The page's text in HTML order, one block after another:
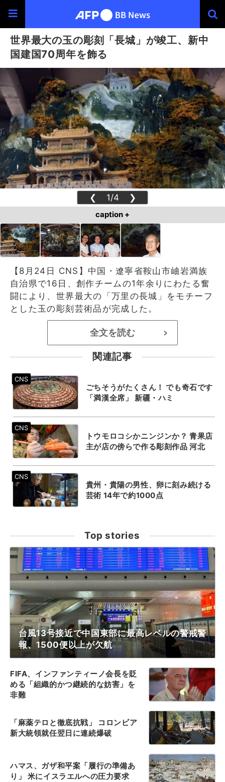
世界最大の玉の彫刻「長城」が竣工、新中
国建国70周年を飾る
❮ 1/4 ❯
caption +
【8月24日 CNS】中国・遼寧省鞍山市岫岩満族
自治県で16日、創作チームの1年余りにわたる奮
闘により、世界最大の「万里の長城」をモチーフ
とした玉の彫刻芸術品が完成した。
全文を読む >
関連記事
ごちそうがたくさん！ でも奇石です
「満漢全席」 新疆・ハミ
トウモロコシかニンジンか？ 青果店
主が店の傍らで作る彫刻作品 河北
貴州・貴陽の男性、卵に刻み続ける
芸術 14年で約1000点
Top stories
台風13号接近で中国東部に最高レベルの警戒警
報、1500便以上が欠航
FIFA、インファンティーノ会長を貶
める「組織的かつ継続的な妨害」を
非難
「麻薬テロと徹底抗戦」 コロンビア
新大統領就任翌日に連続爆破
ハマス、ガザ和平案「履行の準備あ
り」 米にイスラエルへの圧力要求